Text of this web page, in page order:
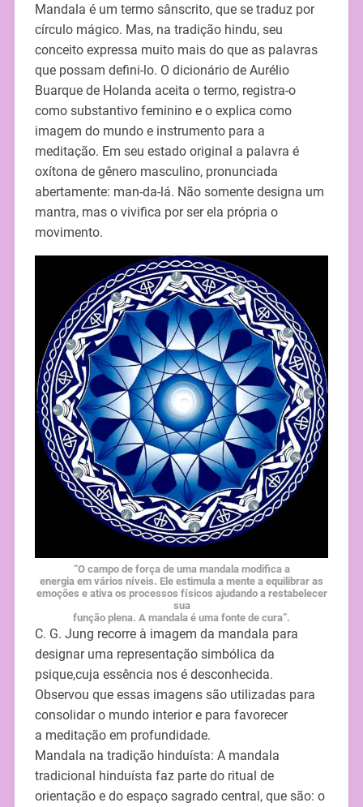
Mandala é um termo sânscrito, que se traduz por
círculo mágico. Mas, na tradição hindu, seu
conceito expressa muito mais do que as palavras
que possam defini-lo. O dicionário de Aurélio
Buarque de Holanda aceita o termo, registra-o
como substantivo feminino e o explica como
imagem do mundo e instrumento para a
meditação. Em seu estado original a palavra é
oxítona de gênero masculino, pronunciada
abertamente: man-da-lá. Não somente designa um
mantra, mas o vivifica por ser ela própria o
movimento.
“O campo de força de uma mandala modifica a
energia em vários níveis. Ele estimula a mente a equilibrar as
emoções e ativa os processos físicos ajudando a restabelecer
sua
função plena. A mandala é uma fonte de cura”.
C. G. Jung recorre à imagem da mandala para
designar uma representação simbólica da
psique,cuja essência nos é desconhecida.
Observou que essas imagens são utilizadas para
consolidar o mundo interior e para favorecer
a meditação em profundidade.
Mandala na tradição hinduísta: A mandala
tradicional hinduísta faz parte do ritual de
orientação e do espaço sagrado central, que são: o